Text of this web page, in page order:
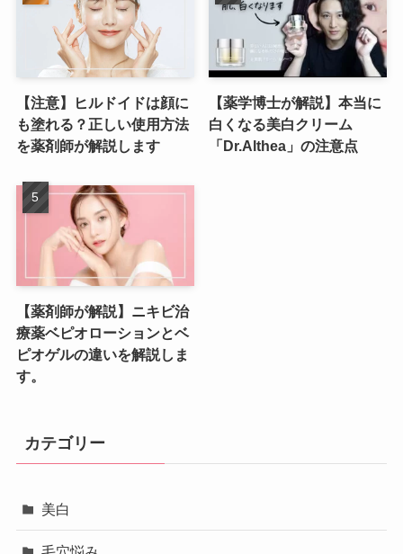
【注意】ヒルドイドは顔に
も塗れる？正しい使用方法
を薬剤師が解説します
【薬学博士が解説】本当に
白くなる美白クリーム
「Dr.Althea」の注意点
【薬剤師が解説】ニキビ治
療薬ベピオローションとベ
ピオゲルの違いを解説しま
す。
カテゴリー
美白